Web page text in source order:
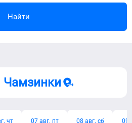
Найти
Чамзинки
чт 07 авг. пт 08 авг. сб 09